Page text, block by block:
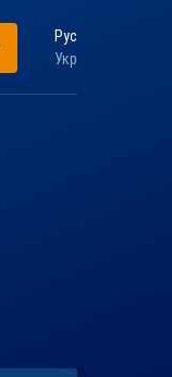
Рус
Укр